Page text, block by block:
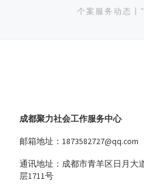
个案服务动态丨
成都聚力社会工作服务中心
邮箱地址：1873582727@qq.com
通讯地址：成都市青羊区日月大
层1711号